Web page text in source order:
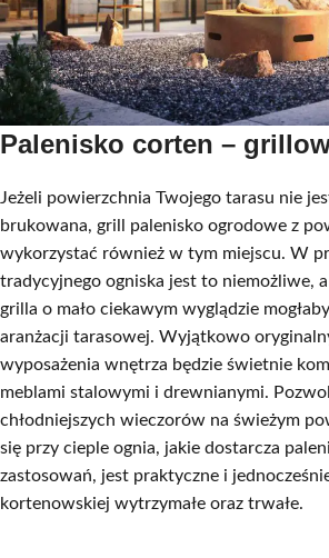
Palenisko corten –
Jeżeli powierzchnia Twojego tarasu nie
brukowana, grill palenisko ogrodowe z
wykorzystać również w tym miejscu. W
tradycyjnego ogniska jest to niemożliwe,
grilla o mało ciekawym wyglądzie
aranżacji tarasowej. Wyjątkowo
wyposażenia wnętrza będzie świetnie
meblami stalowymi i drewnianymi.
chłodniejszych wieczorów na świeżym
się przy cieple ognia, jakie dostarcza
zastosowań, jest praktyczne i
kortenowskiej wytrzymałe oraz trwałe.